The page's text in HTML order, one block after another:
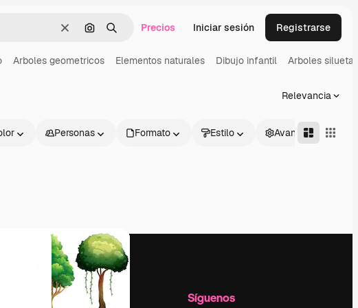
BorrarBuscar por imagen
BuscarPrecios Iniciar sesión Registrarse
Arboles geometricos Elementos naturales Dibujo infantil Arboles silueta
Relevancia
Personas Formato Estilo Avanzado
útil Empresa Síguenos